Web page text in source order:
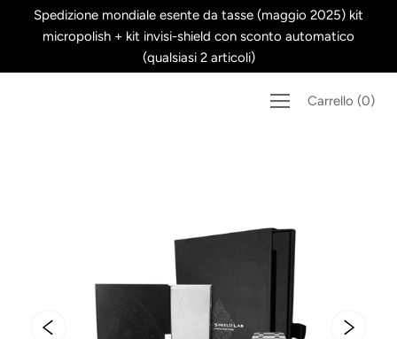
Spedizione mondiale esente da tasse (maggio 2025) kit
micropolish + kit invisi-shield con sconto automatico
(qualsiasi 2 articoli)
Carrello (0)